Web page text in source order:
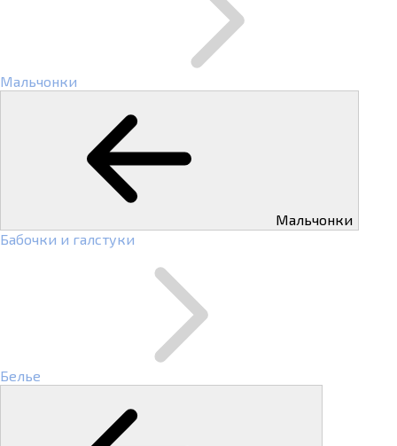
Мальчонки
Мальчонки
Бабочки и галстуки
Белье